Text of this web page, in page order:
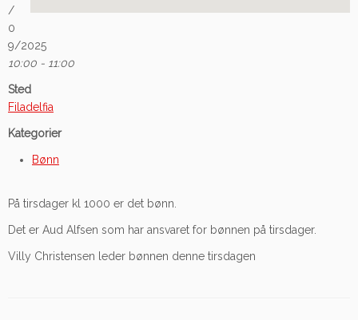
/
0
9/2025
10:00 - 11:00
Sted
Filadelfia
Kategorier
Bønn
På tirsdager kl 1000 er det bønn.
Det er Aud Alfsen som har ansvaret for bønnen på tirsdager.
Villy Christensen leder bønnen denne tirsdagen